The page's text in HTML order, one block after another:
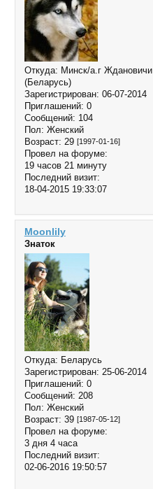
Откуда: Минск/а.г Ждановичи
(Беларусь)
Зарегистрирован: 06-07-2014
Приглашений: 0
Сообщений: 104
Пол: Женский
Возраст: 29 [1997-01-16]
Провел на форуме:
19 часов 21 минуту
Последний визит:
18-04-2015 19:33:07
Moonlily
Знаток
Откуда: Беларусь
Зарегистрирован: 25-06-2014
Приглашений: 0
Сообщений: 208
Пол: Женский
Возраст: 39 [1987-05-12]
Провел на форуме:
3 дня 4 часа
Последний визит:
02-06-2016 19:50:57